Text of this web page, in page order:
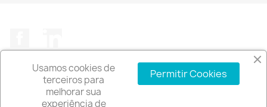
Usamos cookies de
terceiros para
melhorar sua
experiência de
Permitir Cookies